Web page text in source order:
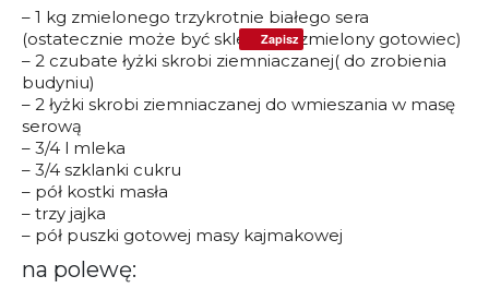
– 1 kg zmielonego trzykrotnie białego sera
(ostatecznie może być sklepowy, zmielony gotowiec)
– 2 czubate łyżki skrobi ziemniaczanej( do zrobienia
budyniu)
– 2 łyżki skrobi ziemniaczanej do wmieszania w masę
serową
– 3/4 l mleka
– 3/4 szklanki cukru
– pół kostki masła
– trzy jajka
– pół puszki gotowej masy kajmakowej
na polewę:
Zapisz